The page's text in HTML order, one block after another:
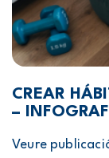
CREAR
–
Veure